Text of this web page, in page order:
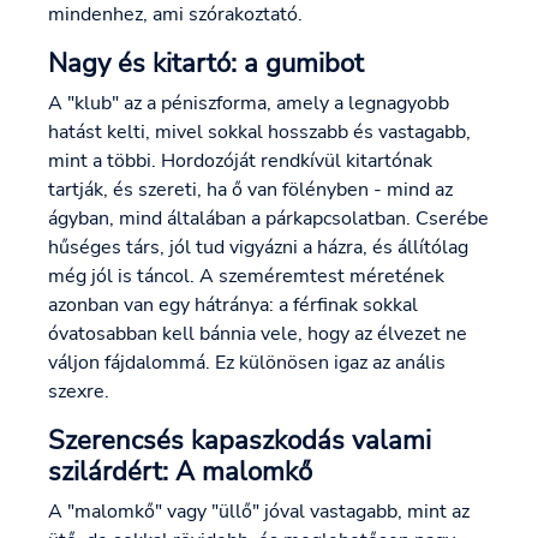
mindenhez, ami szórakoztató.
Nagy és kitartó: a gumibot
A "klub" az a péniszforma, amely a legnagyobb
hatást kelti, mivel sokkal hosszabb és vastagabb,
mint a többi. Hordozóját rendkívül kitartónak
tartják, és szereti, ha ő van fölényben - mind az
ágyban, mind általában a párkapcsolatban. Cserébe
hűséges társ, jól tud vigyázni a házra, és állítólag
még jól is táncol. A szeméremtest méretének
azonban van egy hátránya: a férfinak sokkal
óvatosabban kell bánnia vele, hogy az élvezet ne
váljon fájdalommá. Ez különösen igaz az anális
szexre.
Szerencsés kapaszkodás valami
szilárdért: A malomkő
A "malomkő" vagy "üllő" jóval vastagabb, mint az